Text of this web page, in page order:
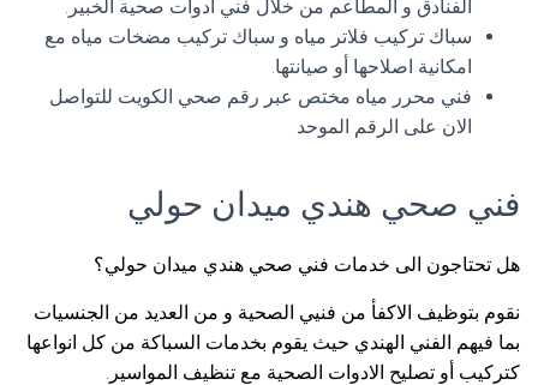
الفنادق و المطاعم من خلال فني ادوات صحية الخبير.
سباك تركيب فلاتر مياه و سباك تركيب مضخات مياه مع
امكانية اصلاحها أو صيانتها.
فني محرر مياه مختص عبر رقم صحي الكويت للتواصل
الان على الرقم الموحد
فني صحي هندي ميدان حولي
هل تحتاجون الى خدمات فني صحي هندي ميدان حولي؟
نقوم بتوظيف الاكفأ من فنيي الصحية و من العديد من الجنسيات
بما فيهم الفني الهندي حيث يقوم بخدمات السباكة من كل انواعها
كتركيب أو تصليح الادوات الصحية مع تنظيف المواسير.